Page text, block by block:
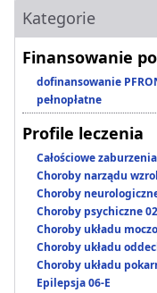
Kategorie
Finansowanie
dofinansowanie
pełnopłatne
Profile leczenia
Całościowe
Choroby narządu
Choroby
Choroby psychiczne
Choroby układu
Choroby układu
Choroby układu
Epilepsja 06-E